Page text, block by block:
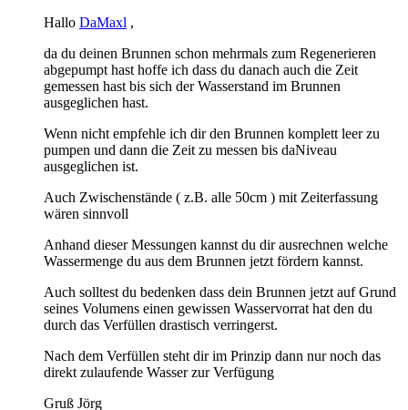
Hallo DaMaxl ,
da du deinen Brunnen schon mehrmals zum Regenerieren
abgepumpt hast hoffe ich dass du danach auch die Zeit
gemessen hast bis sich der Wasserstand im Brunnen
ausgeglichen hast.
Wenn nicht empfehle ich dir den Brunnen komplett leer zu
pumpen und dann die Zeit zu messen bis daNiveau
ausgeglichen ist.
Auch Zwischenstände ( z.B. alle 50cm ) mit Zeiterfassung
wären sinnvoll
Anhand dieser Messungen kannst du dir ausrechnen welche
Wassermenge du aus dem Brunnen jetzt fördern kannst.
Auch solltest du bedenken dass dein Brunnen jetzt auf Grund
seines Volumens einen gewissen Wasservorrat hat den du
durch das Verfüllen drastisch verringerst.
Nach dem Verfüllen steht dir im Prinzip dann nur noch das
direkt zulaufende Wasser zur Verfügung
Gruß Jörg